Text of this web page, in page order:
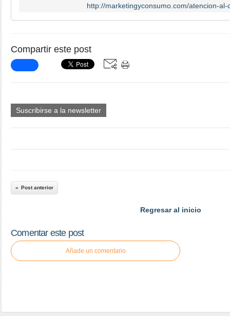
http://marketingyconsumo.com/atencion-
Compartir este post
Suscribirse a la newsletter
Post anterior
Regresar al inicio
Comentar este post
Añade un comentario